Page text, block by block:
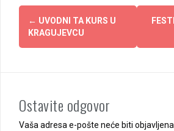
Post
navigation
← UVODNI TA KURS U
KRAGUJEVCU
Ostavite odgovor
Vaša adresa e-pošte neće biti objavljena.